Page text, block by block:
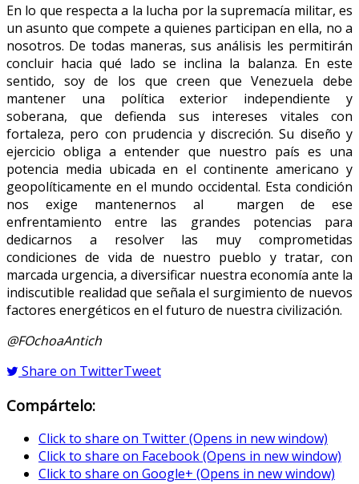
En lo que respecta a la lucha por la supremacía militar, es
un asunto que compete a quienes participan en ella, no a
nosotros. De todas maneras, sus análisis les permitirán
concluir hacia qué lado se inclina la balanza. En este
sentido, soy de los que creen que Venezuela debe
mantener una política exterior independiente y
soberana, que defienda sus intereses vitales con
fortaleza, pero con prudencia y discreción. Su diseño y
ejercicio obliga a entender que nuestro país es una
potencia media ubicada en el continente americano y
geopolíticamente en el mundo occidental. Esta condición
nos exige mantenernos al margen de ese
enfrentamiento entre las grandes potencias para
dedicarnos a resolver las muy comprometidas
condiciones de vida de nuestro pueblo y tratar, con
marcada urgencia, a diversificar nuestra economía ante la
indiscutible realidad que señala el surgimiento de nuevos
factores energéticos en el futuro de nuestra civilización.
@FOchoaAntich
Share on TwitterTweet
Compártelo:
Click to share on Twitter (Opens in new window)
Click to share on Facebook (Opens in new window)
Click to share on Google+ (Opens in new window)